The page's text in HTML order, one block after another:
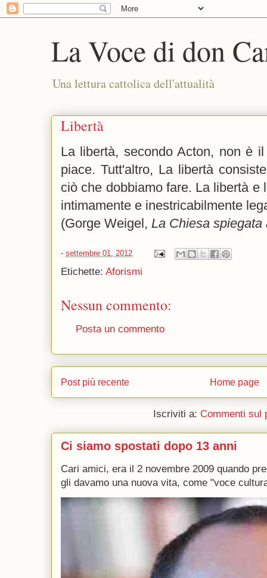
La Voce di don
Una lettura cattolica dell'attualità
Libertà
La libertà, secondo Acton, non è
piace. Tutt'altro, La libertà
ciò che dobbiamo fare. La libertà e
intimamente e inestricabilmente
(Gorge Weigel, La Chiesa spiegata
- settembre 01, 2012
Etichette: Aforismi
Nessun commento:
Posta un commento
Post più recente Home page
Iscriviti a: Commenti sul
Ci siamo spostati dopo 13 anni
Cari amici, era il 2 novembre 2009 quando
gli davamo una nuova vita, come "voce